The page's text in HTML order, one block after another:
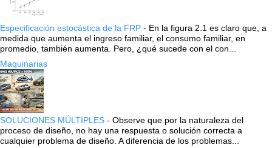
Especificación estocástica de la FRP - En la figura 2.1 es claro que, a
medida que aumenta el ingreso familiar, el consumo familiar, en
promedio, también aumenta. Pero, ¿qué sucede con el con...
Maquinarias
SOLUCIONES MÚLTIPLES - Observe que por la naturaleza del
proceso de diseño, no hay una respuesta o solución correcta a
cualquier problema de diseño. A diferencia de los problemas...